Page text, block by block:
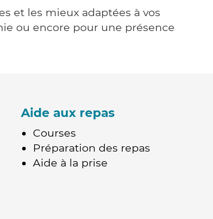
et les mieux adaptées à vos
ou encore pour une présence
Aide aux repas
Courses
Préparation des repas
Aide à la prise